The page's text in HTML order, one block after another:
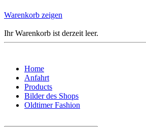
Warenkorb zeigen
Ihr Warenkorb ist derzeit leer.
Home
Anfahrt
Products
Bilder des Shops
Oldtimer Fashion